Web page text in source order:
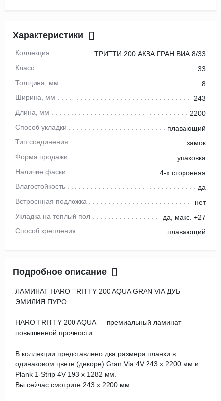
Характеристики
Коллекция
ТРИТТИ 200 АКВА ГРАН ВИА 8/33
Класс
33
Толщина, мм
8
Ширина, мм
243
Длина, мм
2200
Способ укладки
плавающий
Тип соединения
замок
Форма продажи
упаковка
Наличие фаски
4-х сторонняя
Влагостойкость
да
Встроенная подложка
нет
Укладка на теплый пол
да, макс. +27
Способ крепления
плавающий
Подробное описание
ЛАМИНАТ HARO TRITTY 200 AQUA GRAN VIA ДУБ
ЭМИЛИЯ ПУРО
HARO TRITTY 200 AQUA — премиальный ламинат
повышенной прочности
В коллекции представлено два размера планки в
одинаковом цвете (декоре) Gran Via 4V 243 х 2200 мм и
Plank 1-Strip 4V 193 х 1282 мм.
Вы сейчас смотрите 243 х 2200 мм.